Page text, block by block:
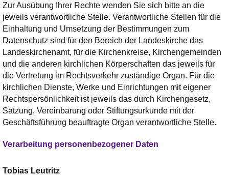
Zur Ausübung Ihrer Rechte wenden Sie sich bitte an die
jeweils verantwortliche Stelle. Verantwortliche Stellen für die
Einhaltung und Umsetzung der Bestimmungen zum
Datenschutz sind für den Bereich der Landeskirche das
Landeskirchenamt, für die Kirchenkreise, Kirchengemeinden
und die anderen kirchlichen Körperschaften das jeweils für
die Vertretung im Rechtsverkehr zuständige Organ. Für die
kirchlichen Dienste, Werke und Einrichtungen mit eigener
Rechtspersönlichkeit ist jeweils das durch Kirchengesetz,
Satzung, Vereinbarung oder Stiftungsurkunde mit der
Geschäftsführung beauftragte Organ verantwortliche Stelle.
Verarbeitung personenbezogener Daten
Tobias Leutritz